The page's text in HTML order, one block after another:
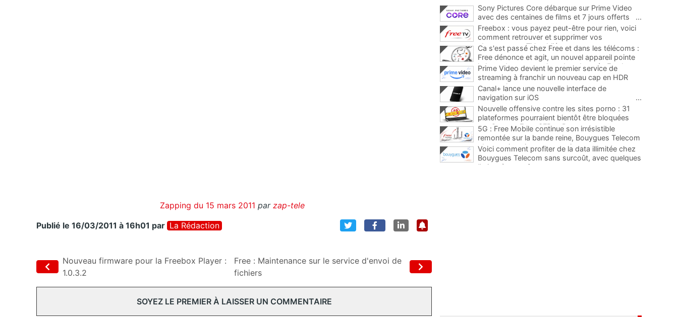
Zapping du 15 mars 2011 par zap-tele
Publié le 16/03/2011 à 16h01 par La Rédaction
Nouveau firmware pour la Freebox Player :
1.0.3.2
Free : Maintenance sur le service d'envoi de
fichiers
SOYEZ LE PREMIER À LAISSER UN COMMENTAIRE
Sony Pictures Core débarque sur Prime Video
avec des centaines de films et 7 jours offerts
...
Freebox : vous payez peut-être pour rien, voici
comment retrouver et supprimer vos
abonnements TV oubliés
...
Ca s'est passé chez Free et dans les télécoms :
Free dénonce et agit, un nouvel appareil pointe
le bout de son nez chez des abonnés Freebox...
Prime Video devient le premier service de
streaming à franchir un nouveau cap en HDR
avec ce lancement
Canal+ lance une nouvelle interface de
navigation sur iOS
...
Nouvelle offensive contre les sites porno : 31
plateformes pourraient bientôt être bloquées
par Orange, Free, SFR et Bouygues
5G : Free Mobile continue son irrésistible
remontée sur la bande reine, Bouygues Telecom
plus que jamais sous pression
Voici comment profiter de la data illimitée chez
Bouygues Telecom sans surcoût, avec quelques
limites à connaître